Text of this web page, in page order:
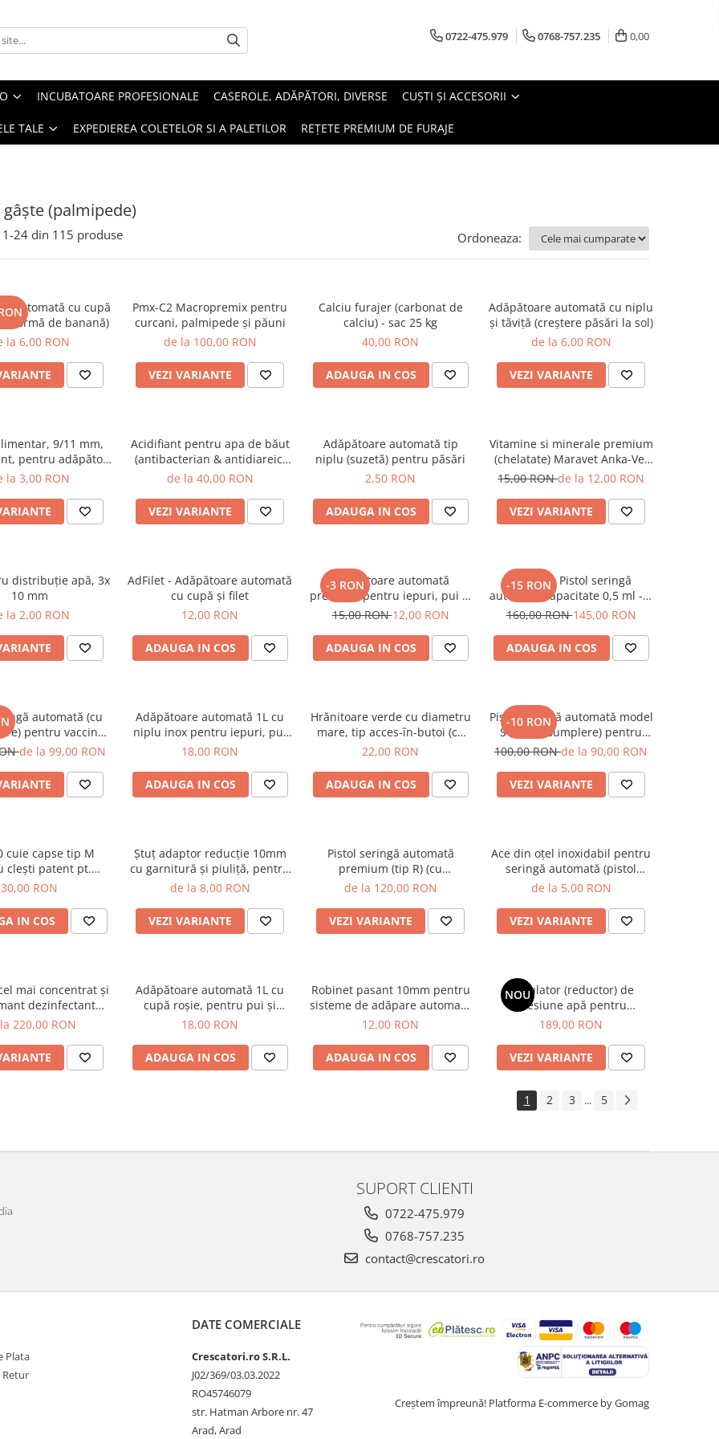
0722-475.979 0768-757.235 0,00
INCUBATOARE PROFESIONALE CASEROLE, ADĂPĂTORI, DIVERSE CUŞTI ŞI ACCESORII
TALE EXPEDIEREA COLETELOR SI A PALETILOR REȚETE PREMIUM DE FURAJE
gâşte (palmipede)
1-24 din 115 produse Ordoneaza:
automată cu cupă
formă de banană)
la 6,00 RON
Pmx-C2 Macropremix pentru
curcani, palmipede şi păuni
de la 100,00 RON
VEZI VARIANTE
Calciu furajer (carbonat de
calciu) - sac 25 kg
40,00 RON
ADAUGA IN COS
Adăpătoare automată cu niplu
şi tăviţă (creştere păsări la sol)
de la 6,00 RON
VEZI VARIANTE
9/11 mm,
pentru adăpători
automate
la 3,00 RON
Acidifiant pentru apa de băut
(antibacterian & antidiareic)
pentru păsări, porci şi iepuri
de la 40,00 RON
VEZI VARIANTE
Adăpătoare automată tip
niplu (suzetă) pentru păsări
2,50 RON
ADAUGA IN COS
Vitamine si minerale premium
(chelatate) Maravet Anka-Vet
CH
15,00 RONde la 12,00 RON
VEZI VARIANTE
distribuţie apă, 3x
10 mm
la 2,00 RON
AdFilet - Adăpătoare automată
cu cupă şi filet
12,00 RON
ADAUGA IN COS
-3 RON
Adăpătoare automată
premium pentru iepuri, pui şi
păsări, cu niplu din inox şi
15,00 RON12,00 RON
ADAUGA IN COS
-15 RON
PACHET: Pistol seringă
automată capacitate 0,5 ml - 5
ml (cu set garnituri de
premium (autoclavabile)
160,00 RON145,00 RON
ADAUGA IN COS
automată (cu
pentru vaccinat,
0,5 ml - 5 ml +
schimb
de la 99,00 RON
Adăpătoare automată 1L cu
niplu inox pentru iepuri, pui
şi păsări, cu recipient galben
18,00 RON
ADAUGA IN COS
Hrănitoare verde cu diametru
mare, tip acces-în-butoi (cu
montaj pe direct butoi),
22,00 RON
ADAUGA IN COS
-10 RON
Pistol seringă automată model
S (cu autoumplere) pentru
vaccinat, capacitate 0,2 ml - 2
schimb
100,00 RONde la 90,00 RON
VEZI VARIANTE
cuie capse tip M
cleşti patent pt.
cuşti, garduri şi
şi mezeluri
30,00 RON
IN COS
Ştuţ adaptor reducţie 10mm
cu garnitură şi piuliţă, pentru
legarea furtunului la bidoane
de la 8,00 RON
VEZI VARIANTE
Pistol seringă automată
premium (tip R) (cu
autoumplere) pentru vaccinat,
BONUSURI set garnituri de
schimb şi recipient 100ml pt.
de la 120,00 RON
VEZI VARIANTE
Ace din oţel inoxidabil pentru
seringă automată (pistol
vaccinări)
de la 5,00 RON
VEZI VARIANTE
mai concentrat şi
dezinfectant
inclusiv la
aviară!)
220,00 RON
Adăpătoare automată 1L cu
cupă roşie, pentru pui şi
păsări, cu recipient galben cu
18,00 RON
ADAUGA IN COS
Robinet pasant 10mm pentru
sisteme de adăpare automată
a păsărilor
12,00 RON
ADAUGA IN COS
NOU
Regulator (reductor) de
presiune apă pentru
instalaţiile de adăpare
189,00 RON
VEZI VARIANTE
1 2 3 ... 5
SUPORT CLIENTI
0722-475.979
0768-757.235
contact@crescatori.ro
Plata
Retur
DATE COMERCIALE
Crescatori.ro S.R.L.
J02/369/03.03.2022
RO45746079
str. Hatman Arbore nr. 47
Arad, Arad
Creştem împreună! Platforma E-commerce by Gomag